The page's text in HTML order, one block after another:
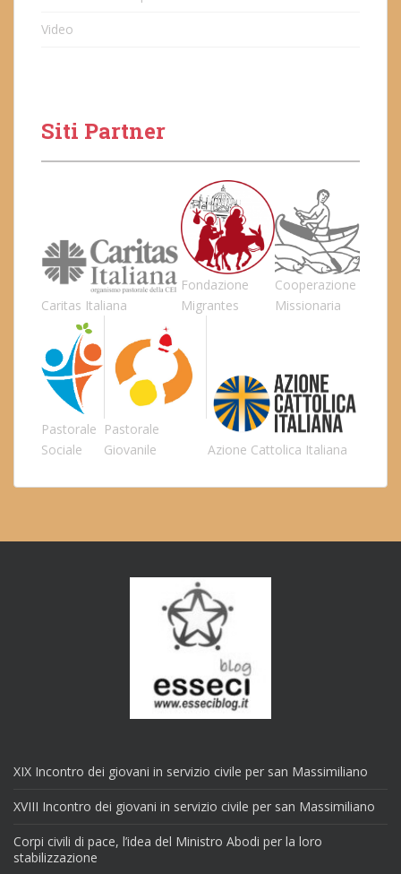
Video
Siti Partner
Caritas Italiana
Fondazione
Migrantes
Cooperazione
Missionaria
Pastorale
Sociale
Pastorale
Giovanile
Azione Cattolica Italiana
XIX Incontro dei giovani in servizio civile per san Massimiliano
XVIII Incontro dei giovani in servizio civile per san Massimiliano
Corpi civili di pace, l’idea del Ministro Abodi per la loro
stabilizzazione